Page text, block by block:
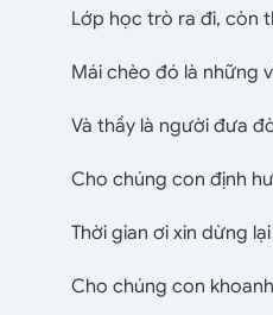
Lớp học trò ra đi, còn
Mái chèo đó là những
Và thầy là người đưa
Cho chúng con định
Thời gian ơi xin dừng
Cho chúng con